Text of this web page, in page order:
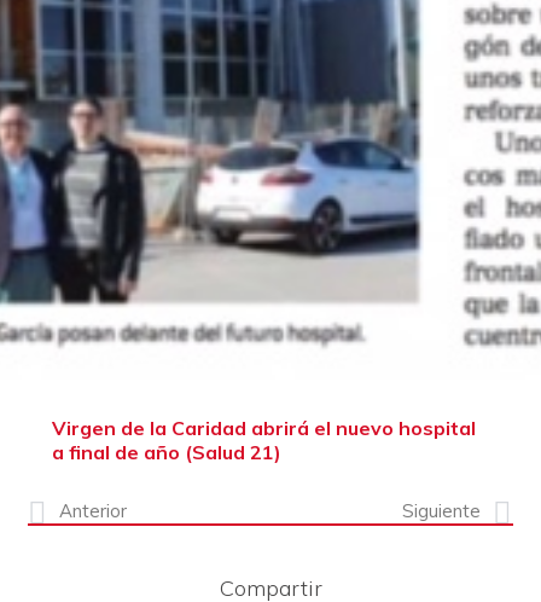
Virgen de la Caridad abrirá el nuevo hospital
a final de año (Salud 21)
Anterior Siguiente
Compartir